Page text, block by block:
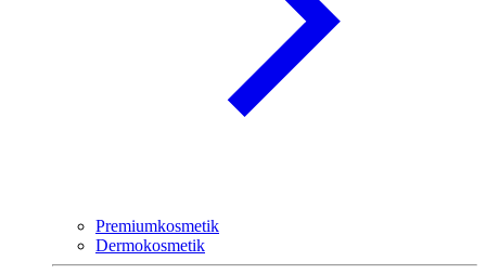
Premiumkosmetik
Dermokosmetik